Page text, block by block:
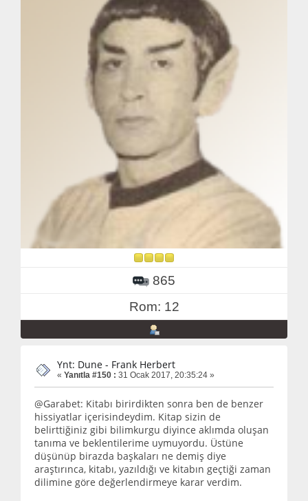
865
Rom: 12
Ynt: Dune - Frank Herbert
« Yanıtla #150 : 31 Ocak 2017, 20:35:24 »
@Garabet: Kitabı birirdikten sonra ben de benzer
hissiyatlar içerisindeydim. Kitap sizin de
belirttiğiniz gibi bilimkurgu diyince aklımda oluşan
tanıma ve beklentilerime uymuyordu. Üstüne
düşünüp birazda başkaları ne demiş diye
araştırınca, kitabı, yazıldığı ve kitabın geçtiği zaman
dilimine göre değerlendirmeye karar verdim.